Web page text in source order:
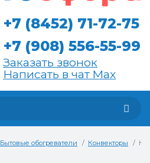
+7 (8452) 71-72-75
+7 (908) 556-55-99
Заказать звонок
Написать в чат Max
Бытовые обогреватели Конвекторы